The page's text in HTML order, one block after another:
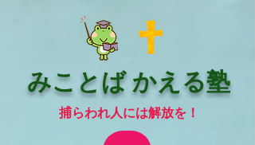
みことば かえる塾
捕らわれ人には解放を！